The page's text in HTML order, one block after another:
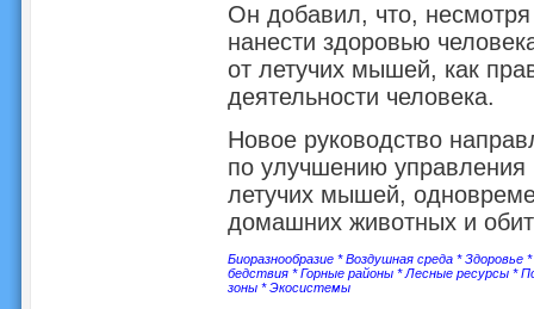
Он добавил, что,
нанести здоровью
от летучих мышей, как
деятельности человека.
Новое руководство
по улучшению
летучих мышей,
домашних животных и
Биоразнообразие *Воздушная среда *Здоровье *
бедствия *Горные районы *Лесные ресурсы *
зоны *Экосистемы